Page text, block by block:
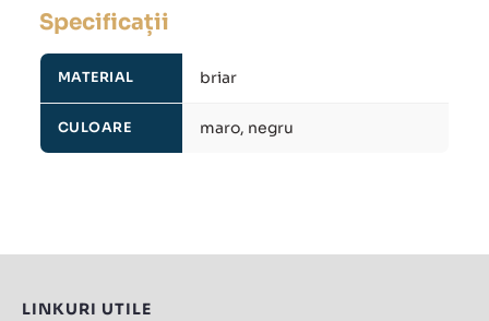
Specificații
MATERIAL briar
CULOARE maro, negru
LINKURI UTILE